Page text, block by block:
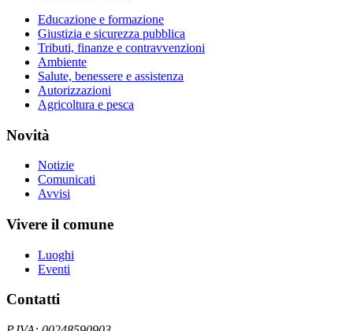
Educazione e formazione
Giustizia e sicurezza pubblica
Tributi, finanze e contravvenzioni
Ambiente
Salute, benessere e assistenza
Autorizzazioni
Agricoltura e pesca
Novità
Notizie
Comunicati
Avvisi
Vivere il comune
Luoghi
Eventi
Contatti